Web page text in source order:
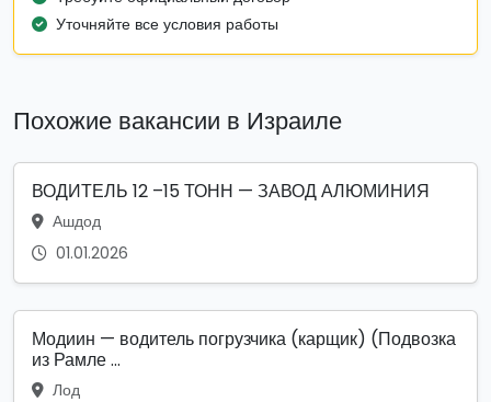
Уточняйте все условия работы
Похожие вакансии в Израиле
ВОДИТЕЛЬ 12 –15 ТОНН — ЗАВОД АЛЮМИНИЯ
Ашдод
01.01.2026
Модиин — водитель погрузчика (карщик) (Подвозка
из Рамле ...
Лод